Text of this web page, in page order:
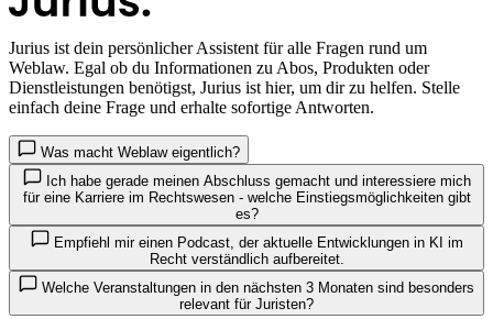
Jurius ist dein persönlicher Assistent für alle Fragen rund um
Weblaw. Egal ob du Informationen zu Abos, Produkten oder
Dienstleistungen benötigst, Jurius ist hier, um dir zu helfen. Stelle
einfach deine Frage und erhalte sofortige Antworten.
Was macht Weblaw eigentlich?
Ich habe gerade meinen Abschluss gemacht und interessiere mich
für eine Karriere im Rechtswesen - welche Einstiegsmöglichkeiten gibt
es?
Empfiehl mir einen Podcast, der aktuelle Entwicklungen in KI im
Recht verständlich aufbereitet.
relevant für Juristen?